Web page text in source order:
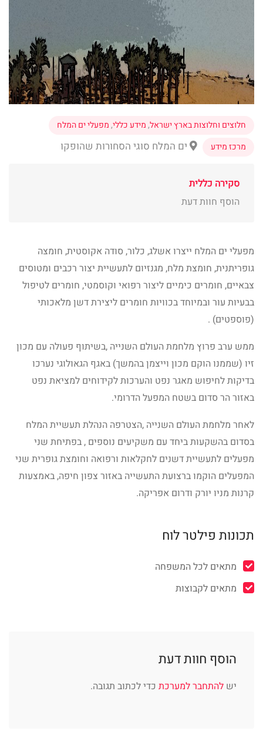
חלוצים וחלוצות בארץ ישראל,מידע כללי,מפעלי ים המלח
מרכז מידע
ים המלח סוגי הסחורות שהופקו
סקירה כללית
הוסף חוות דעת
מפעלי ים המלח ייצרו אשלג, כלור, סודה אקוסטית, חומצה
גופריתנית, חומצת מלח, מגנזיום לתעשיית יצור רכבים ומטוסים
צבאיים, חומרים כימיים ליצור רפואי וקוסמטי, חומרים לטיפול
בבעיות עור ובמיוחד בכוויות חומרים ליצירת דשן מלאכותי
(פוספטים) .
ממש ערב פרוץ מלחמת העולם השנייה ,בשיתוף פעולה עם מכון
זיו (שממנו הוקם מכון וייצמן בהמשך) באגף הגאולוגי נערכו
בדיקות לחיפוש מאגר נפט והערכות לקידוחים למציאת נפט
באזור הר סדום בשטח המפעל הדרומי.
לאחר מלחמת העולם השנייה ,הצטרפה הנהלת תעשיית המלח
בסדום בהשקעות ביחד עם משקיעים נוספים , בפתיחת שני
מפעלים לתעשיית דשנים לחקלאות ורפואה וחומצת גופרית שני
המפעלים הוקמו ברצועת התעשייה באזור צפון חיפה, באמצעות
קרנות מניו יורק ודרום אפריקה.
תכונות פילטר לוח
מתאים לכל המשפחה
מתאים לקבוצות
הוסף חוות דעת
יש להתחבר למערכת כדי לכתוב תגובה.